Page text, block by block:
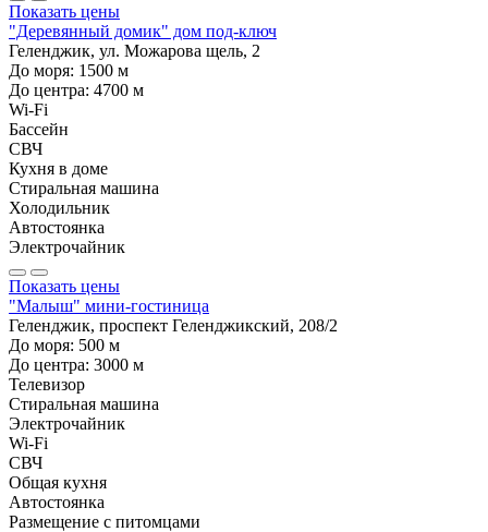
Показать цены
"Деревянный домик" дом под-ключ
Геленджик, ул. Можарова щель, 2
До моря: 1500 м
До центра: 4700 м
Wi-Fi
Бассейн
СВЧ
Кухня в доме
Стиральная машина
Холодильник
Автостоянка
Электрочайник
Показать цены
"Малыш" мини-гостиница
Геленджик, проспект Геленджикский, 208/2
До моря: 500 м
До центра: 3000 м
Телевизор
Стиральная машина
Электрочайник
Wi-Fi
СВЧ
Общая кухня
Автостоянка
Размещение с питомцами